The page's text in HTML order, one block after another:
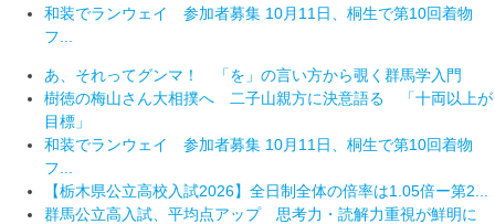
和装でランウェイ 参加者募集 10月11日、桐生で第10回着物
フ...
あ、それってグンマ！ 「を」の言い方から覗く群馬学入門
樹徳の梅山さん大相撲へ 二子山親方に決意語る 「十両以上が
目標」
和装でランウェイ 参加者募集 10月11日、桐生で第10回着物
フ...
【栃木県公立高校入試2026】全日制全体の倍率は1.05倍ー第2...
群馬公立高入試、平均点アップ 思考力・読解力重視が鮮明に